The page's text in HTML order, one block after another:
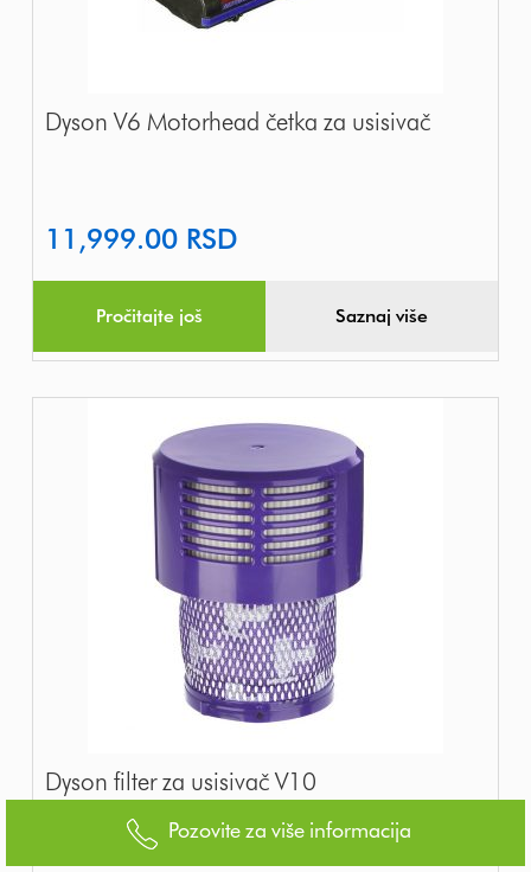
Dyson V6 Motorhead četka za usisivač
11,999.00 RSD
Pročitajte još Saznaj više
Dyson filter za usisivač V10
Pozovite za više informacija